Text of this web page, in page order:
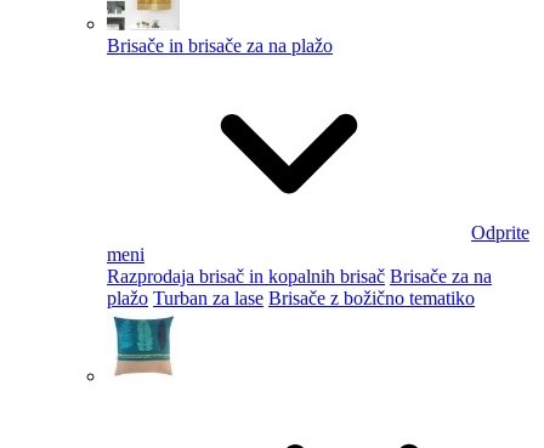
Brisače in brisače za na plažo
Odprite
meni
Razprodaja brisač in kopalnih brisač Brisače za na
plažo Turban za lase Brisače z božično tematiko